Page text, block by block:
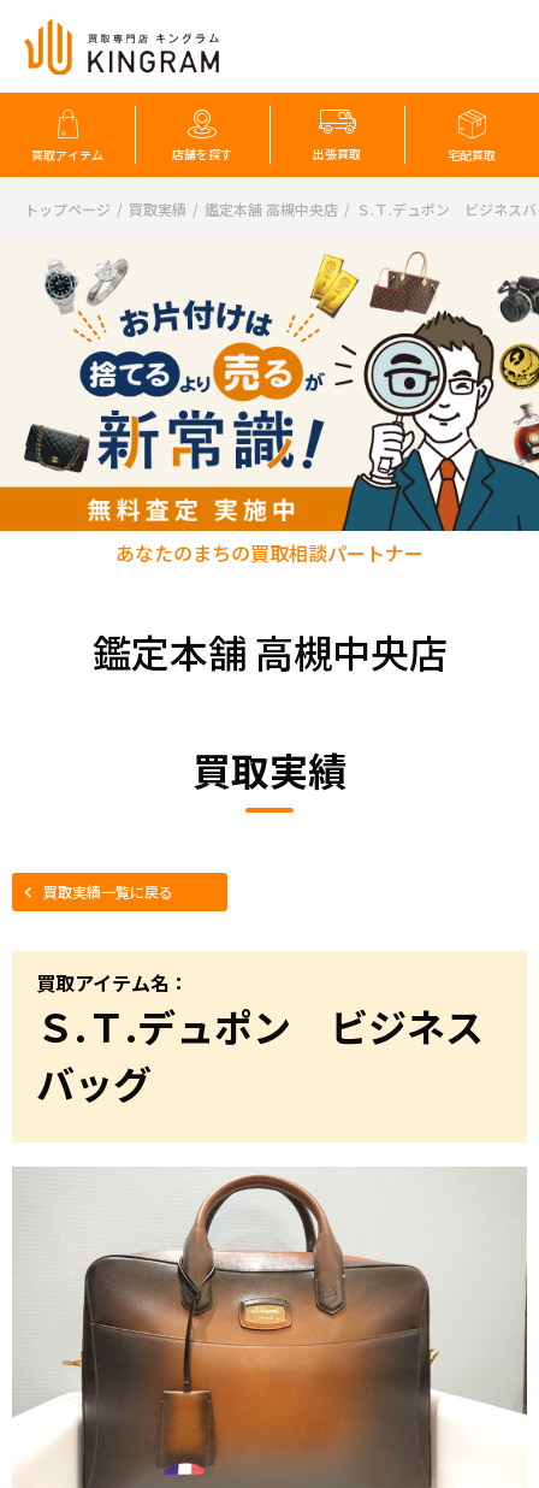
買取アイテム 店舗を探す 出張買取 宅配買取
トップページ 買取実績 鑑定本舗 高槻中央店 Ｓ.Ｔ.デュポン ビジネス
鑑定本舗 高槻中央店
あなたのまちの買取相談パートナー
買取実績
買取実績一覧に戻る
買取アイテム名：
Ｓ.Ｔ.デュポン ビジネス
バッグ